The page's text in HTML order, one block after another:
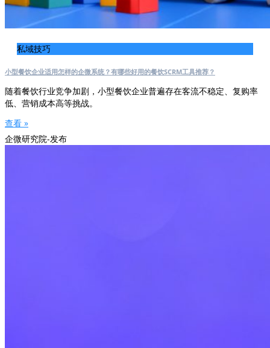
私域技巧
小型餐饮企业适用怎样的企微系统？有哪些好用的餐饮SCRM工具推荐？
随着餐饮行业竞争加剧，小型餐饮企业普遍存在客流不稳定、复购率
低、营销成本高等挑战。
查看 »
企微研究院-发布